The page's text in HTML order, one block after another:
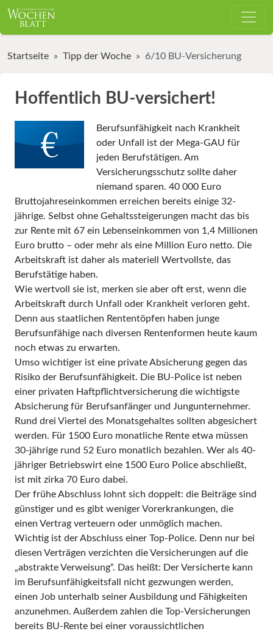
Startseite Tipp der Woche 6/10 BU-Versicherung
Hoffentlich BU-versichert!
Berufsunfähigkeit nach Krankheit
oder Unfall ist der Mega-GAU für
jeden Berufstätigen. Am
Versicherungsschutz sollte daher
niemand sparen. 40 000 Euro
Bruttojahreseinkommen erreichen bereits einige 32-
jährige. Selbst ohne Gehaltssteigerungen macht das bis
zur Rente mit 67 ein Lebenseinkommen von 1,4 Millionen
Euro brutto – oder mehr als eine Million Euro netto. Die
Arbeitskraft ist daher als materiell Wertvollste, das
Berufstätige haben.
Wie wertvoll sie ist, merken sie aber oft erst, wenn die
Arbeitskraft durch Unfall oder Krankheit verloren geht.
Denn aus staatlichen Rententöpfen haben junge
Berufsunfähige nach diversen Rentenformen heute kaum
noch etwas zu erwarten.
Umso wichtiger ist eine private Absicherung gegen das
Risiko der Berufsunfähigkeit. Die BU-Police ist neben
einer privaten Haftpflichtversicherung die wichtigste
Absicherung für Berufsanfänger und Jungunternehmer.
Rund drei Viertel des Monatsgehaltes sollten abgesichert
werden. Für 1500 Euro monatliche Rente etwa müssen
30-jährige rund 52 Euro monatlich bezahlen. Wer als 40-
jähriger Betriebswirt eine 1500 Euro Police abschließt,
ist mit zirka 70 Euro dabei.
Der frühe Abschluss lohnt sich doppelt: die Beiträge sind
günstiger und es gibt weniger Vorerkrankungen, die
einen Vertrag verteuern oder unmöglich machen.
Wichtig ist der Abschluss einer Top-Police. Denn nur bei
diesen Verträgen verzichten die Versicherungen auf die
„abstrakte Verweisung“. Das heißt: Der Versicherte kann
im Berufsunfähigkeitsfall nicht gezwungen werden,
einen Job unterhalb seiner Ausbildung und Fähigkeiten
anzunehmen. Außerdem zahlen die Top-Versicherungen
bereits BU-Rente bei einer voraussichtlichen